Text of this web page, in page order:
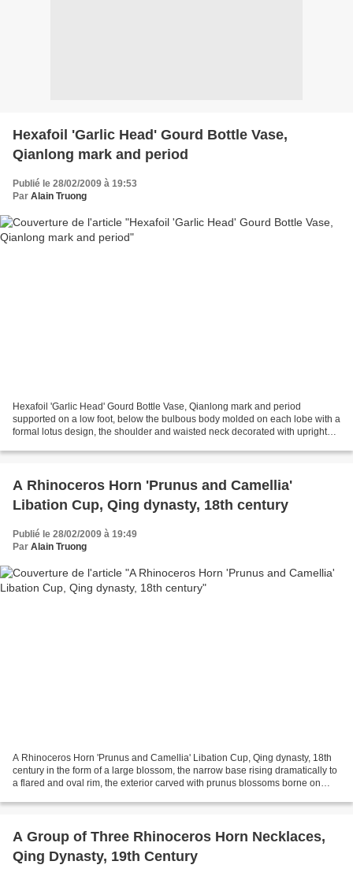
Hexafoil 'Garlic Head' Gourd Bottle Vase,
Qianlong mark and period
Publié le 28/02/2009 à 19:53
Par Alain Truong
Hexafoil 'Garlic Head' Gourd Bottle Vase, Qianlong mark and period
supported on a low foot, below the bulbous body molded on each lobe with a
formal lotus design, the shoulder and waisted neck decorated with upright
A Rhinoceros Horn 'Prunus and Camellia'
Libation Cup, Qing dynasty, 18th century
Publié le 28/02/2009 à 19:49
Par Alain Truong
A Rhinoceros Horn 'Prunus and Camellia' Libation Cup, Qing dynasty, 18th
century in the form of a large blossom, the narrow base rising dramatically to
a flared and oval rim, the exterior carved with prunus blossoms borne on
A Group of Three Rhinoceros Horn Necklaces,
Qing Dynasty, 19th Century